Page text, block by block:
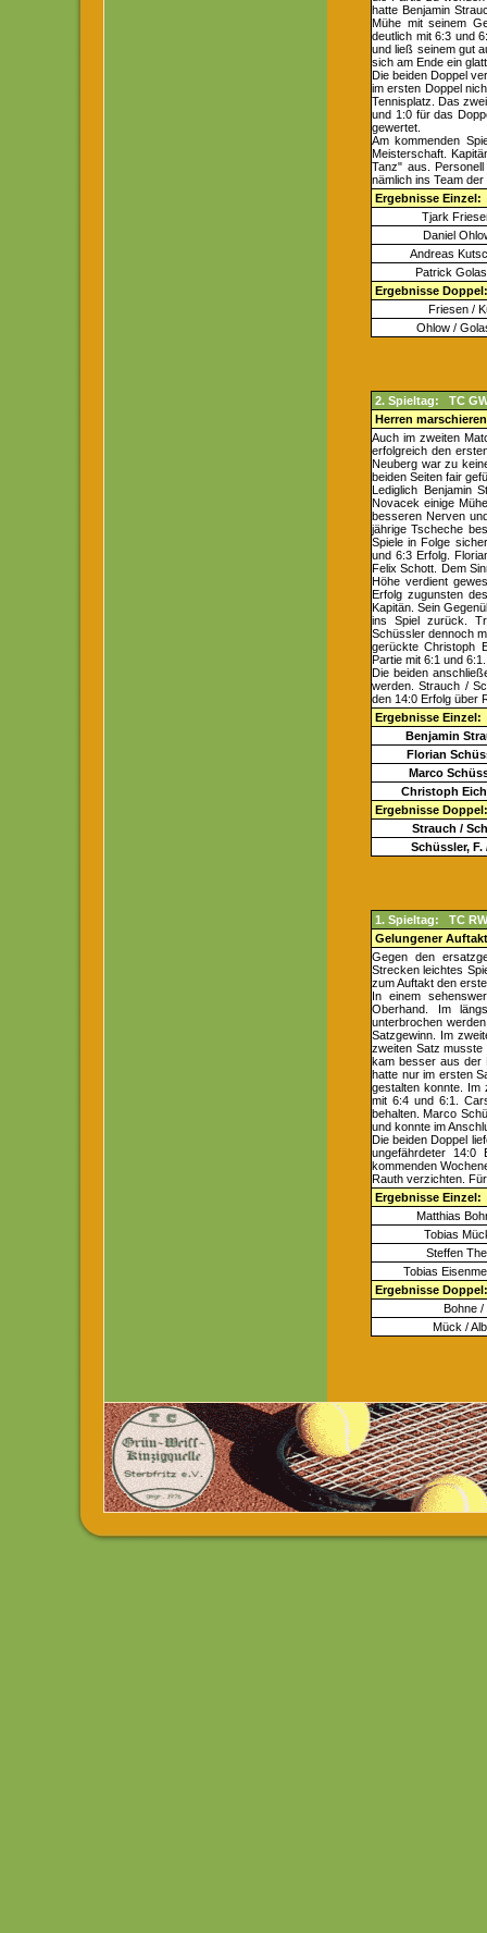
hatte Benjamin
Mühe mit seinem
deutlich mit 6:3 und
und ließ seinem gut
sich am Ende ein
Die beiden Doppel
im ersten Doppel
Tennisplatz. Das
und 1:0 für das
gewertet.
Am kommenden
Meisterschaft.
Tanz" aus.
nämlich ins Team
Ergebnisse Einzel:
Tjark
Daniel
Andreas
Patrick
Ergebnisse Doppel:
Friesen /
Ohlow /
2. Spieltag: TC
Herren
Auch im zweiten
erfolgreich den
Neuberg war zu
beiden Seiten fair
Lediglich Benjamin
Novacek einige
besseren Nerven
jährige Tscheche
Spiele in Folge
und 6:3 Erfolg.
Felix Schott. Dem
Höhe verdient
Erfolg zugunsten
Kapitän. Sein
ins Spiel zurück.
Schüssler dennoch
gerückte Christoph
Partie mit 6:1 und 6:1.
Die beiden
werden. Strauch /
den 14:0 Erfolg über
Ergebnisse Einzel:
Benjamin
Florian
Marco
Christoph
Ergebnisse Doppel:
Strauch /
Schüssler,
1. Spieltag: TC
Gelungener
Gegen den
Strecken leichtes
zum Auftakt den
In einem
Oberhand. Im
unterbrochen
Satzgewinn. Im
zweiten Satz musste
kam besser aus der
hatte nur im ersten
gestalten konnte. Im
mit 6:4 und 6:1.
behalten. Marco
und konnte im
Die beiden Doppel
ungefährdeter
kommenden
Rauth verzichten.
Ergebnisse Einzel:
Matthias
Tobias
Steffen
Tobias
Ergebnisse Doppel:
Bohne /
Mück /